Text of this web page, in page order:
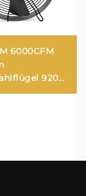
6000CFM
920W